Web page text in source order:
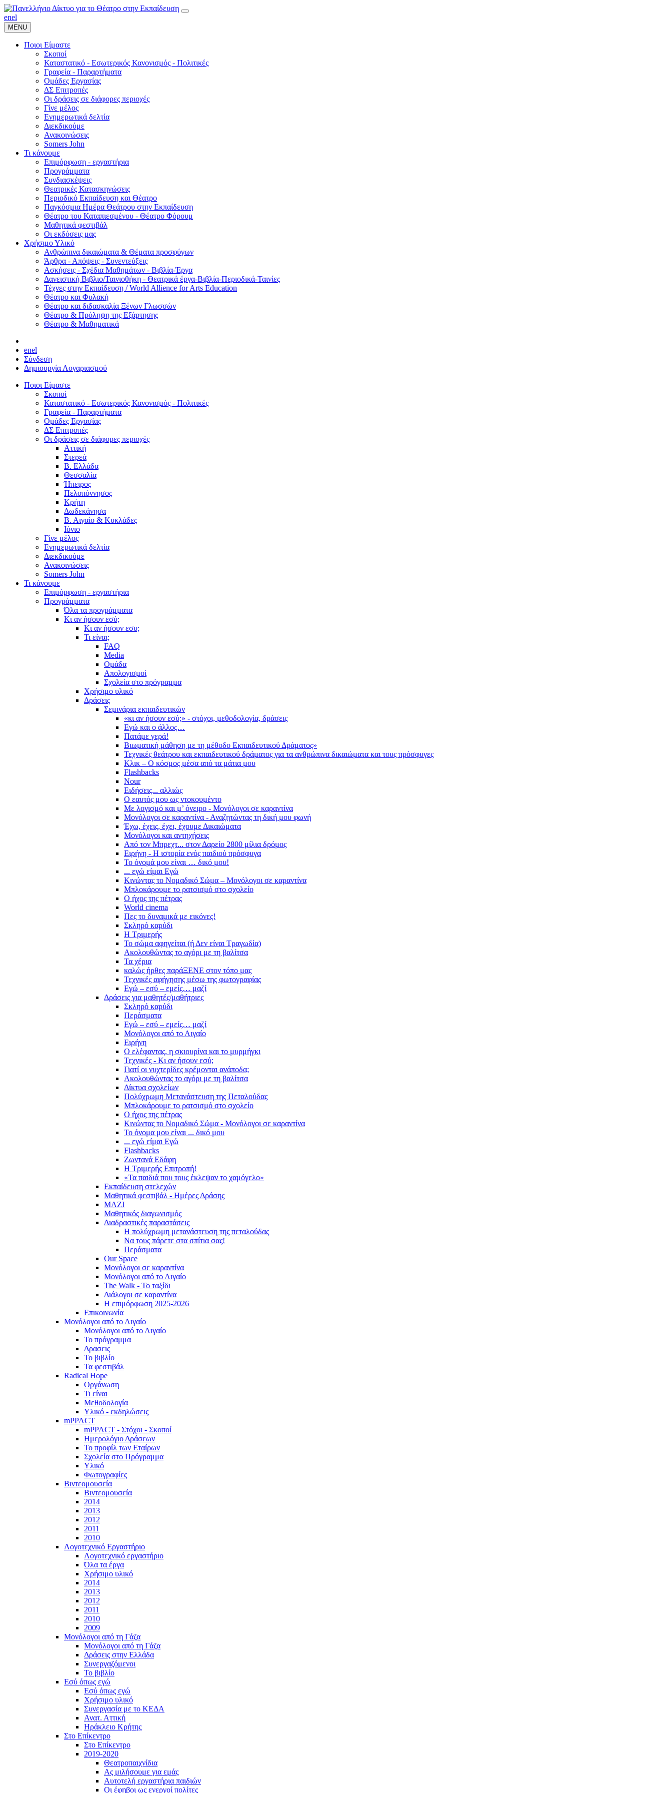
enel
MENU
Ποιοι Είμαστε
Σκοποί
Καταστατικό - Εσωτερικός Κανονισμός - Πολιτικές
Γραφεία - Παραρτήματα
Ομάδες Εργασίας
ΔΣ Επιτροπές
Οι δράσεις σε διάφορες περιοχές
Γίνε μέλος
Ενημερωτικά δελτία
Διεκδικούμε
Ανακοινώσεις
Somers John
Τι κάνουμε
Επιμόρφωση - εργαστήρια
Προγράμματα
Συνδιασκέψεις
Θεατρικές Κατασκηνώσεις
Περιοδικό Εκπαίδευση και Θέατρο
Παγκόσμια Ημέρα Θεάτρου στην Εκπαίδευση
Θέατρο του Καταπιεσμένου - Θέατρο Φόρουμ
Μαθητικά φεστιβάλ
Οι εκδόσεις μας
Χρήσιμο Υλικό
Ανθρώπινα δικαιώματα & Θέματα προσφύγων
Άρθρα - Απόψεις - Συνεντεύξεις
Ασκήσεις - Σχέδια Μαθημάτων - Βιβλία-Έργα
Δανειστική Βιβλιο/Ταινιοθήκη - Θεατρικά έργα-Βιβλία-Περιοδικά-Ταινίες
Τέχνες στην Εκπαίδευση / World Allience for Arts Education
Θέατρο και Φυλακή
Θέατρο και διδασκαλία Ξένων Γλωσσών
Θέατρο & Πρόληψη της Εξάρτησης
Θέατρο & Μαθηματικά
enel
Σύνδεση
Δημιουργία Λογαριασμού
Ποιοι Είμαστε
Σκοποί
Καταστατικό - Εσωτερικός Κανονισμός - Πολιτικές
Γραφεία - Παραρτήματα
Ομάδες Εργασίας
ΔΣ Επιτροπές
Οι δράσεις σε διάφορες περιοχές
Αττική
Στερεά
Β. Ελλάδα
Θεσσαλία
Ήπειρος
Πελοπόννησος
Κρήτη
Δωδεκάνησα
Β. Αιγαίο & Κυκλάδες
Ιόνιο
Γίνε μέλος
Ενημερωτικά δελτία
Διεκδικούμε
Ανακοινώσεις
Somers John
Τι κάνουμε
Επιμόρφωση - εργαστήρια
Προγράμματα
Όλα τα προγράμματα
Κι αν ήσουν εσύ;
Κι αν ήσουν εσυ;
Τι είναι;
FAQ
Media
Ομάδα
Απολογισμοί
Σχολεία στο πρόγραμμα
Χρήσιμο υλικό
Δράσεις
Σεμινάρια εκπαιδευτικών
«κι αν ήσουν εσύ;» - στόχοι, μεθοδολογία, δράσεις
Εγώ και ο άλλος…
Πατάμε γερά!
Βιωματική μάθηση με τη μέθοδο Εκπαιδευτικού Δράματος»
Τεχνικές θεάτρου και εκπαιδευτικού δράματος για τα ανθρώπινα δικαιώματα και τους πρόσφυγες
Κλικ – Ο κόσμος μέσα από τα μάτια μου
Flashbacks
Nour
Ειδήσεις... αλλιώς
Ο εαυτός μου ως ντοκουμέντο
Με λογισμό και μ’ όνειρο - Μονόλογοι σε καραντίνα
Μονόλογοι σε καραντίνα - Αναζητώντας τη δική μου φωνή
Έχω, έχεις, έχει, έχουμε Δικαιώματα
Μονόλογοι και αντηχήσεις
Από τον Μπρεχτ... στον Δαρείο 2800 μίλια δρόμος
Ειρήνη - Η ιστορία ενός παιδιού πρόσφυγα
Το όνομά μου είναι … δικό μου!
... εγώ είμαι Εγώ
Κινώντας το Νομαδικό Σώμα – Μονόλογοι σε καραντίνα
Μπλοκάρουμε το ρατσισμό στο σχολείο
Ο ήχος της πέτρας
World cinema
Πες το δυναμικά με εικόνες!
Σκληρό καρύδι
Η Τριμερής
Το σώμα αφηγείται (ή Δεν είναι Τραγωδία)
Ακολουθώντας το αγόρι με τη βαλίτσα
Τα χέρια
καλώς ήρθες παράΞΕΝΕ στον τόπο μας
Τεχνικές αφήγησης μέσω της φωτογραφίας
Εγώ – εσύ – εμείς… μαζί
Δράσεις για μαθητές/μαθήτριες
Σκληρό καρύδι
Περάσματα
Εγώ – εσύ – εμείς… μαζί
Μονόλογοι από το Αιγαίο
Ειρήνη
Ο ελέφαντας, η σκιουρίνα και το μυρμήγκι
Τεχνικές - Κι αν ήσουν εσύ;
Γιατί οι νυχτερίδες κρέμονται ανάποδα;
Ακολουθώντας το αγόρι με τη βαλίτσα
Δίκτυα σχολείων
Πολύχρωμη Μετανάστευση της Πεταλούδας
Μπλοκάρουμε το ρατσισμό στο σχολείο
Ο ήχος της πέτρας
Κινώντας το Νομαδικό Σώμα - Μονόλογοι σε καραντίνα
Το όνομα μου είναι ... δικό μου
... εγώ είμαι Εγώ
Flashbacks
Ζωντανά Εδάφη
Η Τριμερής Επιτροπή!
«Τα παιδιά που τους έκλεψαν το χαμόγελο»
Εκπαίδευση στελεχών
Μαθητικά φεστιβάλ - Ημέρες Δράσης
ΜΑΖΙ
Μαθητικός διαγωνισμός
Διαδραστικές παραστάσεις
Η πολύχρωμη μετανάστευση της πεταλούδας
Να τους πάρετε στα σπίτια σας!
Περάσματα
Our Space
Μονόλογοι σε καραντίνα
Μονόλογοι από το Αιγαίο
The Walk - Το ταξίδι
Διάλογοι σε καραντίνα
Η επιμόρφωση 2025-2026
Επικοινωνία
Μονόλογοι από το Αιγαίο
Μονόλογοι από το Αιγαίο
Το πρόγραμμα
Δρασεις
Το βιβλίο
Τα φεστιβάλ
Radical Hope
Οργάνωση
Τι είναι
Μεθοδολογία
Υλικό - εκδηλώσεις
mPPACT
mPPACT - Στόχοι - Σκοποί
Ημερολόγιο Δράσεων
Το προφίλ των Εταίρων
Σχολεία στο Πρόγραμμα
Υλικό
Φωτογραφίες
Βιντεομουσεία
Βιντεομουσεία
2014
2013
2012
2011
2010
Λογοτεχνικό Εργαστήριο
Λογοτεχνικό εργαστήριο
Όλα τα έργα
Χρήσιμο υλικό
2014
2013
2012
2011
2010
2009
Μονόλογοι από τη Γάζα
Μονόλογοι από τη Γάζα
Δράσεις στην Ελλάδα
Συνεργαζόμενοι
To βιβλίο
Εσύ όπως εγώ
Εσύ όπως εγώ
Χρήσιμο υλικό
Συνεργασία με το ΚΕΔΑ
Ανατ. Αττική
Ηράκλειο Κρήτης
Στο Επίκεντρο
Στο Επίκεντρο
2019-2020
Θεατροπαιχνίδια
Ας μιλήσουμε για εμάς
Αυτοτελή εργαστήρια παιδιών
Οι έφηβοι ως ενεργοί πολίτες